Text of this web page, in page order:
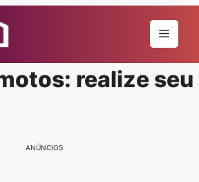
Menu
realize seu
ANÚNCIOS